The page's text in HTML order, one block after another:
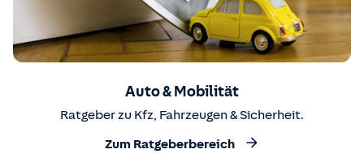
Auto & Mobilität
Ratgeber zu Kfz, Fahrzeugen & Sicherheit.
Zum Ratgeberbereich